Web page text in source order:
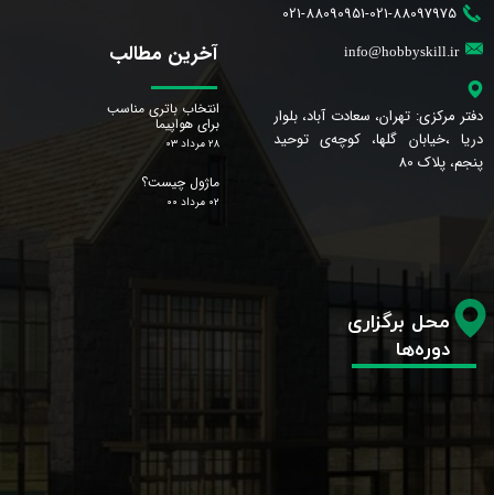
021-88090951-021-88097975
info@hobbyskill.ir
دفتر مرکزی: تهران، سعادت آباد، بلوار
دریا ،خیابان گلها، کوچه‌ی توحید
پنجم، پلاک 80
آخرین مطالب
انتخاب باتری مناسب
برای هواپیما
۲۸ مرداد ۰۳
ماژول چیست؟
۰۲ مرداد ۰۰
محل برگزاری
دوره‌ها